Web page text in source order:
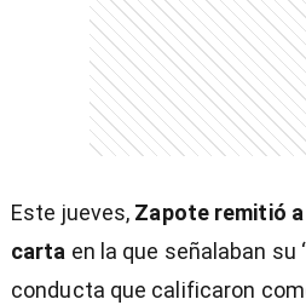
Este jueves, Zapote remitió
carta en la que señalaban su
conducta que calificaron